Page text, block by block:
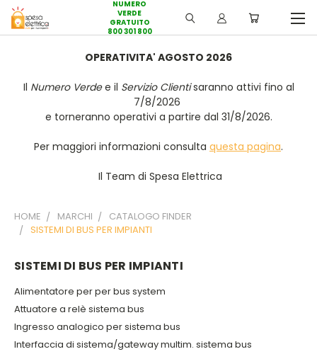
NUMERO
VERDE
GRATUITO
800 301 800
OPERATIVITA' AGOSTO 2026
Il Numero Verdee il Servizio Clientisaranno attivi fino al
7/8/2026
e torneranno operativi a partire dal 31/8/2026.
Per maggiori informazioni consulta questa pagina.
Il Team di Spesa Elettrica
HOME MARCHI
CATALOGO FINDER
SISTEMI DI BUS PER IMPIANTI
SISTEMI DI BUS PER IMPIANTI
Alimentatore per per bus system
Attuatore a relè sistema bus
Ingresso analogico per sistema bus
Interfaccia di sistema/gateway multim. sistema bus